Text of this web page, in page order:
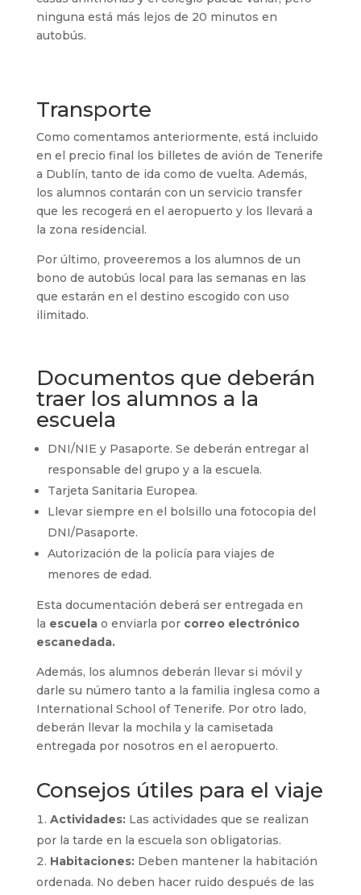
ninguna está más lejos de 20 minutos en
autobús.
Transporte
Como comentamos anteriormente, está incluido
en el precio final los billetes de avión de Tenerife
a Dublín, tanto de ida como de vuelta. Además,
los alumnos contarán con un servicio transfer
que les recogerá en el aeropuerto y los llevará a
la zona residencial.
Por último, proveeremos a los alumnos de un
bono de autobús local para las semanas en las
que estarán en el destino escogido con uso
ilimitado.
Documentos que deberán
traer los alumnos a la
escuela
DNI/NIE y Pasaporte. Se deberán entregar al
responsable del grupo y a la escuela.
Tarjeta Sanitaria Europea.
Llevar siempre en el bolsillo una fotocopia del
DNI/Pasaporte.
Autorización de la policía para viajes de
menores de edad.
Esta documentación deberá ser entregada en
la escuela o enviarla por correo electrónico
escanedada.
Además, los alumnos deberán llevar si móvil y
darle su número tanto a la familia inglesa como a
International School of Tenerife. Por otro lado,
deberán llevar la mochila y la camisetada
entregada por nosotros en el aeropuerto.
Consejos útiles para el viaje
Actividades: Las actividades que se realizan
por la tarde en la escuela son obligatorias.
Habitaciones: Deben mantener la habitación
ordenada. No deben hacer ruido después de las